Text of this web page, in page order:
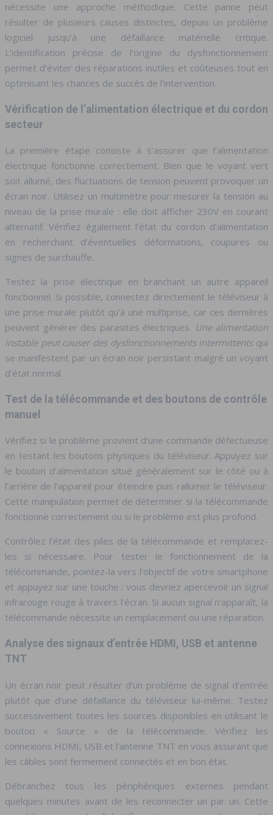
nécessite une approche méthodique. Cette panne peut
résulter de plusieurs causes distinctes, depuis un problème
logiciel jusqu’à une défaillance matérielle critique.
L’identification précise de l’origine du dysfonctionnement
permet d’éviter des réparations inutiles et coûteuses tout en
optimisant les chances de succès de l’intervention.
Vérification de l’alimentation électrique et du cordon
secteur
La première étape consiste à s’assurer que l’alimentation
électrique fonctionne correctement. Bien que le voyant vert
soit allumé, des fluctuations de tension peuvent provoquer un
écran noir. Utilisez un multimètre pour mesurer la tension au
niveau de la prise murale : elle doit afficher 230V en courant
alternatif. Vérifiez également l’état du cordon d’alimentation
en recherchant d’éventuelles déformations, coupures ou
signes de surchauffe.
Testez la prise électrique en branchant un autre appareil
fonctionnel. Si possible, connectez directement le téléviseur à
une prise murale plutôt qu’à une multiprise, car ces dernières
peuvent générer des parasites électriques. Une alimentation
instable peut causer des dysfonctionnements intermittents qui
se manifestent par un écran noir persistant malgré un voyant
d’état normal.
Test de la télécommande et des boutons de contrôle
manuel
Vérifiez si le problème provient d’une commande défectueuse
en testant les boutons physiques du téléviseur. Appuyez sur
le bouton d’alimentation situé généralement sur le côté ou à
l’arrière de l’appareil pour éteindre puis rallumer le téléviseur.
Cette manipulation permet de déterminer si la télécommande
fonctionne correctement ou si le problème est plus profond.
Contrôlez l’état des piles de la télécommande et remplacez-
les si nécessaire. Pour tester le fonctionnement de la
télécommande, pointez-la vers l’objectif de votre smartphone
et appuyez sur une touche : vous devriez apercevoir un signal
infrarouge rouge à travers l’écran. Si aucun signal n’apparaît, la
télécommande nécessite un remplacement ou une réparation.
Analyse des signaux d’entrée HDMI, USB et antenne
TNT
Un écran noir peut résulter d’un problème de signal d’entrée
plutôt que d’une défaillance du téléviseur lui-même. Testez
successivement toutes les sources disponibles en utilisant le
bouton « Source » de la télécommande. Vérifiez les
connexions HDMI, USB et l’antenne TNT en vous assurant que
les câbles sont fermement connectés et en bon état.
Débranchez tous les périphériques externes pendant
quelques minutes avant de les reconnecter un par un. Cette